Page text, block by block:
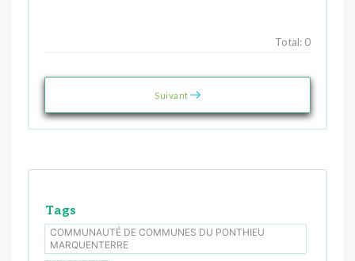
Total: 0
Suivant
Tags
COMMUNAUTÉ DE COMMUNES DU PONTHIEU
MARQUENTERRE